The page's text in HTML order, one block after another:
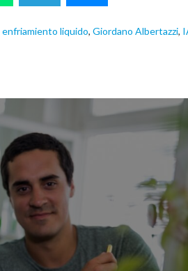
enfriamiento liquido, Giordano Albertazzi,